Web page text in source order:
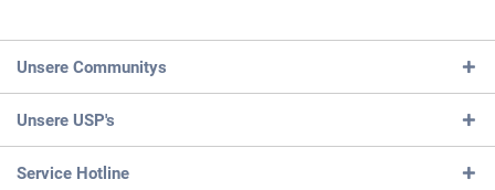
Unsere Communitys
Unsere USP's
Service Hotline